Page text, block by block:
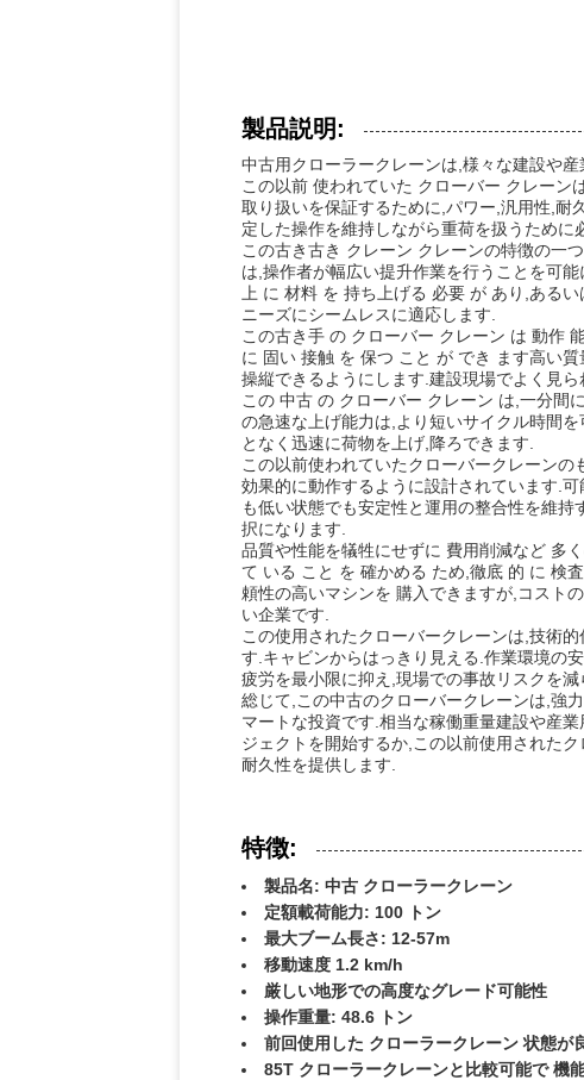
製品説明:
中古用クローラークレーンは,様々な建設や
この以前 使われていた クローバー クレー
取り扱いを保証するために,パワー,汎用性,耐
定した操作を維持しながら重荷を扱うために
この古き古き クレーン クレーンの特徴の一
は,操作者が幅広い提升作業を行うことを可
上 に 材料 を 持ち上げる 必要 が あり,ある
ニーズにシームレスに適応します.
この古き手 の クローバー クレーン は 動作
に 固い 接触 を 保つ こと が でき ます高い
操縦できるようにします.建設現場でよく見ら
この 中古 の クローバー クレーン は,一分間
の急速な上げ能力は,より短いサイクル時間
となく迅速に荷物を上げ,降ろできます.
この以前使われていたクローバークレーン
効果的に動作するように設計されています.
も低い状態でも安定性と運用の整合性を維
択になります.
品質や性能を犠牲にせずに 費用削減など 多
て いる こと を 確かめる ため,徹底 的 に 検
頼性の高いマシンを 購入できますが,コスト
い企業です.
この使用されたクローバークレーンは,技術
す.キャビンからはっきり見える.作業環境の
疲労を最小限に抑え,現場での事故リスクを減
総じて,この中古のクローバークレーンは,強
マートな投資です.相当な稼働重量建設や産
ジェクトを開始するか,この以前使用された
耐久性を提供します.
特徴:
製品名: 中古 クローラークレーン
定額載荷能力: 100 トン
最大ブーム長さ: 12-57m
移動速度 1.2 km/h
厳しい地形での高度なグレード可能性
操作重量: 48.6 トン
前回使用した クローラークレーン 状態が
85T クローラークレーンと比較可能で 機